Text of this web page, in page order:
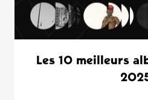
Les 10 meilleurs